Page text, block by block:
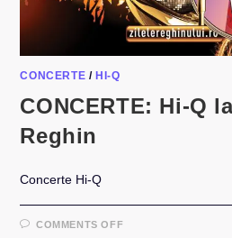
CRAIOVA
–
8
DE
CONCERTE / HI-Q
CONCERTE: Hi-Q
Reghin
Concerte Hi-Q
COMMENTS OFFON